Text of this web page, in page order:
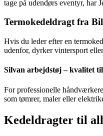
tage på udendørs eventyr, har
Termokedeldragt fra
Hvis du leder efter en
udenfor, dyrker vintersport
Silvan arbejdstøj – kvalitet
For professionelle
som tømrer, maler eller
Kedeldragter til